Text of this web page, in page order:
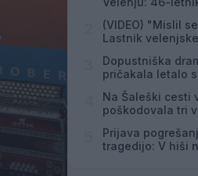
(VIDEO) "Mislil
Lastnik
Dopustniška
pričakala letalo
Na Šaleški cesti
poškodovala tri
Prijava
tragedijo: V hiši